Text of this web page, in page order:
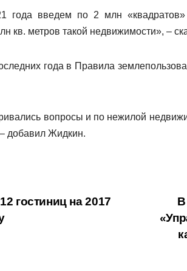
года введем по 2 млн
кв. метров такой недвижимости», –
года в Правила
вопросы и по нежилой
добавил Жидкин.
В
гостиниц на 2017